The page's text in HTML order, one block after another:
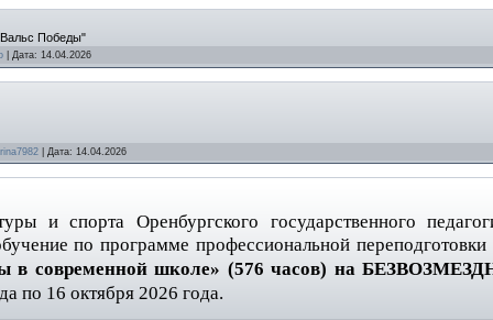
Победы"
Дата: 14.04.2026
Дата: 14.04.2026
и спорта Оренбургского государственного
по программе профессиональной переподготовки
в современной школе» (576 часов) на
по 16 октября 2026 года.